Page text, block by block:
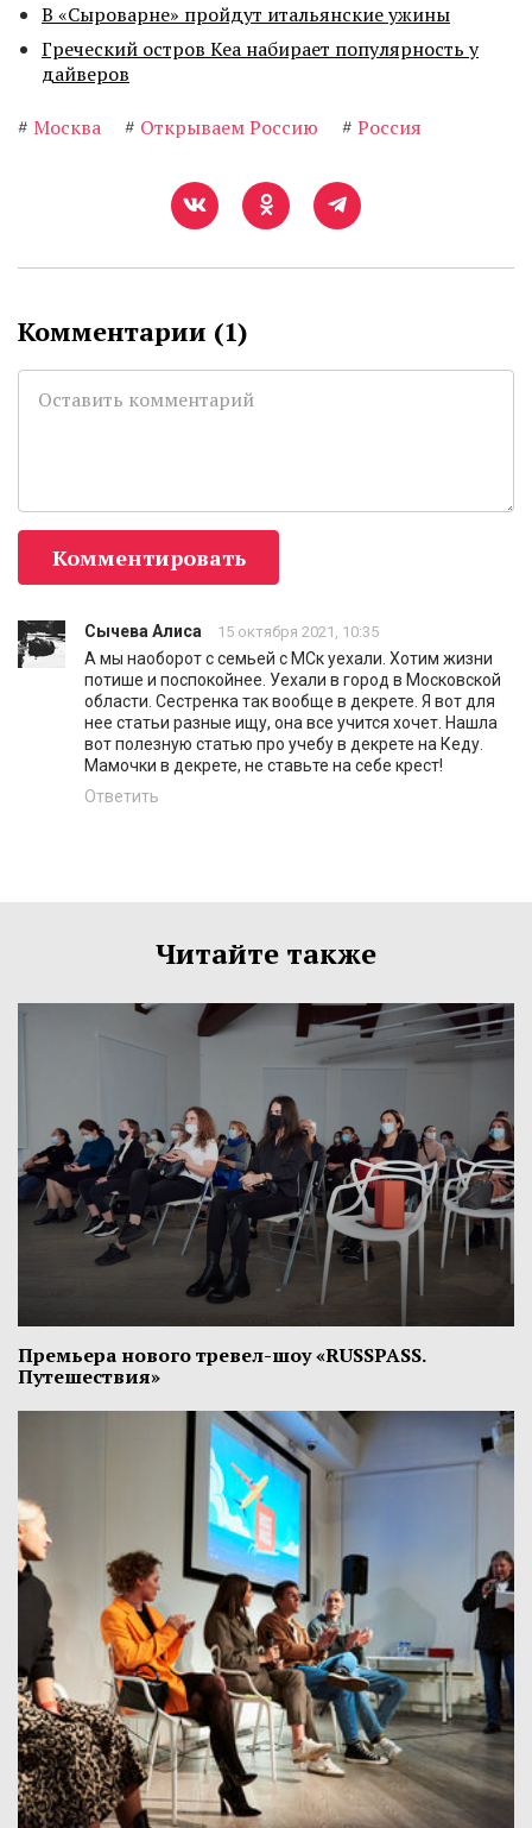
В «Сыроварне» пройдут итальянские ужины
Греческий остров Кеа набирает популярность у
дайверов
# Москва # Открываем Россию # Россия
Комментарии (1)
Комментировать
Сычева Алиса 15 октября 2021, 10:35
А мы наоборот с семьей с МСк уехали. Хотим жизни
потише и поспокойнее. Уехали в город в Московской
области. Сестренка так вообще в декрете. Я вот для
нее статьи разные ищу, она все учится хочет. Нашла
вот полезную статью про учебу в декрете на Кеду.
Мамочки в декрете, не ставьте на себе крест!
Ответить
Читайте также
Премьера нового тревел-шоу «RUSSPASS.
Путешествия»